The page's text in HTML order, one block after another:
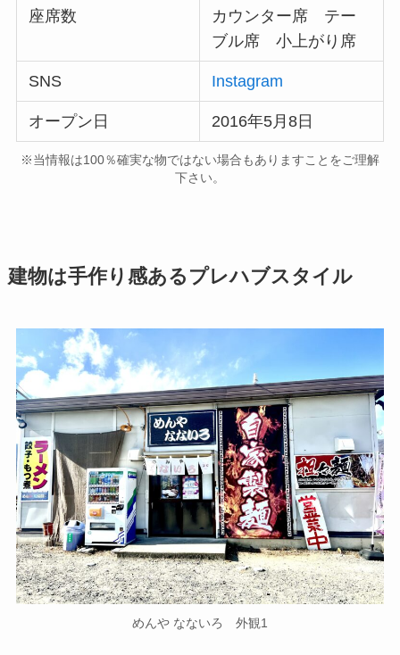
座席数
カウンター席 テー
ブル席 小上がり席
SNS Instagram
オープン日 2016年5月8日
※当情報は100％確実な物ではない場合もありますことをご理解
下さい。
建物は手作り感あるプレハブスタイル
めんや なないろ 外観1